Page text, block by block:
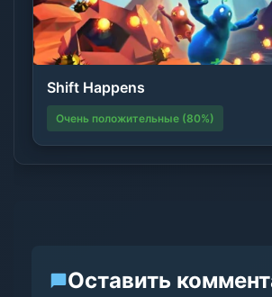
Shift Happens
Очень положительные (80%)
Оставить